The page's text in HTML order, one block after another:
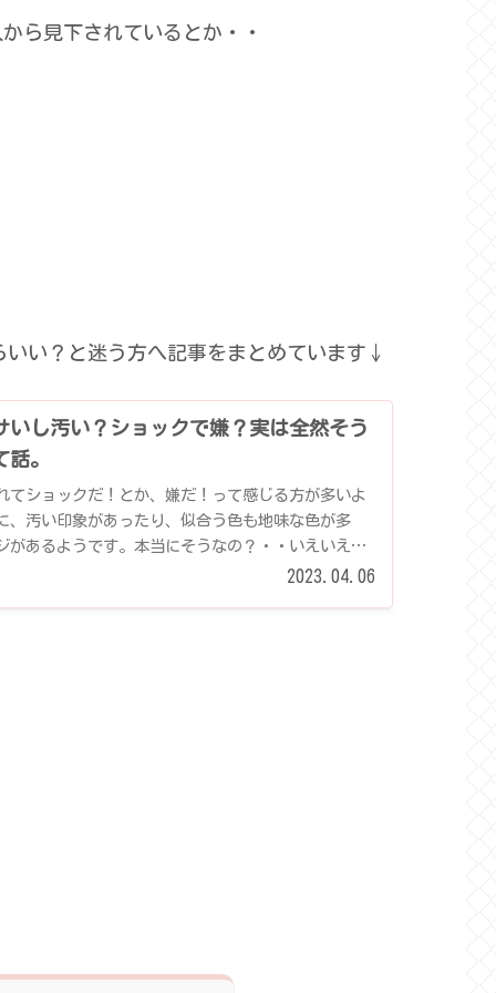
ら見下されているとか・・
い？と迷う方へ記事をまとめています↓
いし汚い？ショックで嫌？実は全然そう
。
てショックだ！とか、嫌だ！って感じる方が多いよ
、汚い印象があったり、似合う色も地味な色が多
があるようです。本当にそうなの？・・いえいえ、
2023.04.06